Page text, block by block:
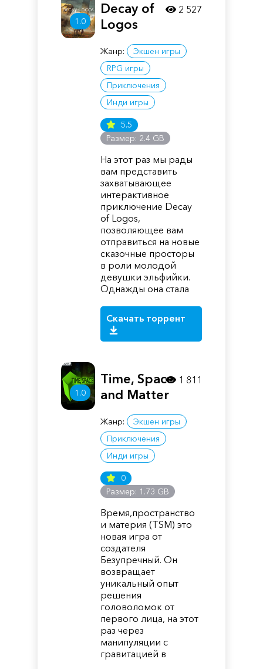
1.0
Decay of
Logos
Жанр:
Экшен игры
RPG игры
Приключения
Инди игры
5.5
Размер: 2.4 GB
На этот раз мы рады
вам представить
захватывающее
интерактивное
приключение Decay
of Logos,
позволяющее вам
отправиться на новые
сказочные просторы
в роли молодой
девушки эльфийки.
Однажды она стала
Скачать торрент
2 527
1.0
Time, Space
and Matter
Жанр:
Экшен игры
Приключения
Инди игры
0
Размер: 1.73 GB
Время,пространство
и материя (TSM) это
новая игра от
создателя
Безупречный. Он
возвращает
уникальный опыт
решения
головоломок от
первого лица, на этот
раз через
манипуляции с
гравитацией в
1 811